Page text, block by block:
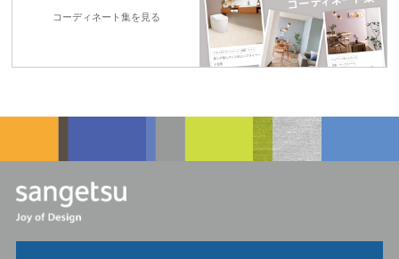
コーディネート集を見る